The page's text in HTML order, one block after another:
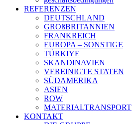
REFERENZEN
DEUTSCHLAND
GROßBRITANNIEN
FRANKREICH
EUROPA – SONSTIGE
TÜRKIYE
SKANDINAVIEN
VEREINIGTE STATEN
SÜDAMERIKA
ASIEN
ROW
MATERIALTRANSPORT
KONTAKT